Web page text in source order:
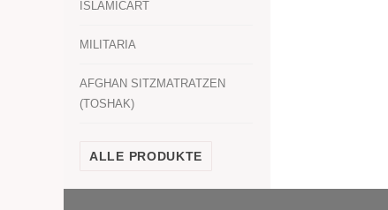
ISLAMICART
MILITARIA
AFGHAN SITZMATRATZEN
(TOSHAK)
ALLE PRODUKTE